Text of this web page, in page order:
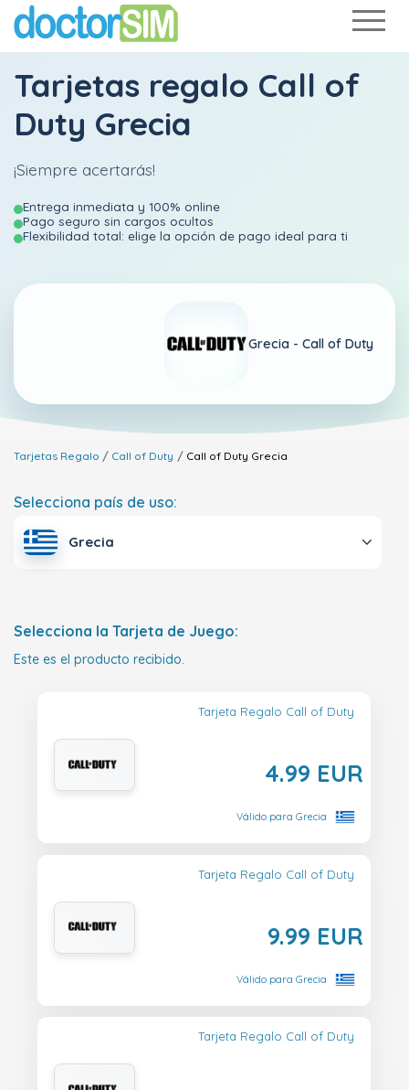
Tarjetas regalo Call of
Duty Grecia
¡Siempre acertarás!
Entrega inmediata y 100% online
Pago seguro sin cargos ocultos
Flexibilidad total: elige la opción de pago ideal para ti
Grecia - Call of Duty
Tarjetas Regalo Call of Duty Call of Duty Grecia
Selecciona país de uso:
Grecia
Selecciona la Tarjeta de Juego:
Este es el producto recibido.
Tarjeta Regalo Call of Duty
4.99 EUR
Válido para Grecia
Tarjeta Regalo Call of Duty
9.99 EUR
Válido para Grecia
Tarjeta Regalo Call of Duty